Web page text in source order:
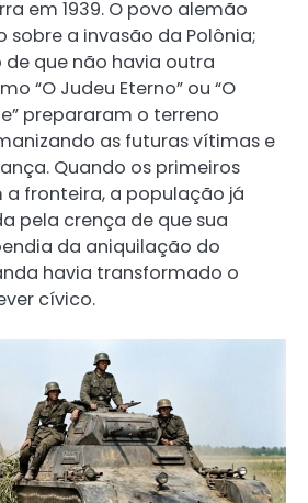
em 1939. O povo alemão
a invasão da Polônia;
que não havia outra
“O Judeu Eterno” ou “O
prepararam o terreno
as futuras vítimas e
Quando os primeiros
a fronteira, a população já
pela crença de que sua
da aniquilação do
havia transformado o
cívico.